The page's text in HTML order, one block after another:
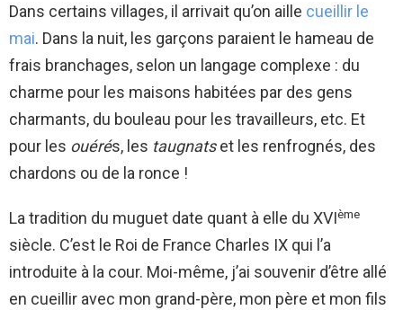
Dans certains villages, il arrivait qu’on aille cueillir le
mai. Dans la nuit, les garçons paraient le hameau de
frais branchages, selon un langage complexe : du
charme pour les maisons habitées par des gens
charmants, du bouleau pour les travailleurs, etc. Et
pour les ouérés, les taugnatset les renfrognés, des
chardons ou de la ronce !
La tradition du muguet date quant à elle du XVIème
siècle. C’est le Roi de France Charles IX qui l’a
introduite à la cour. Moi-même, j’ai souvenir d’être allé
en cueillir avec mon grand-père, mon père et mon fils